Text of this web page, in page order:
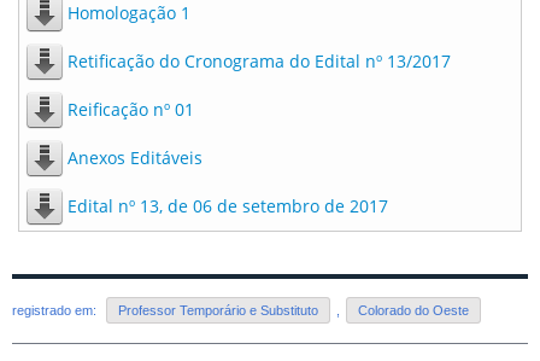
Homologação 1
Retificação do Cronograma do Edital nº 13/2017
Reificação nº 01
Anexos Editáveis
Edital nº 13, de 06 de setembro de 2017
registrado em: Professor Temporário e Substituto , Colorado do Oeste